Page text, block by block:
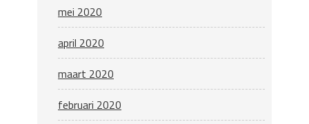
mei 2020
april 2020
maart 2020
februari 2020